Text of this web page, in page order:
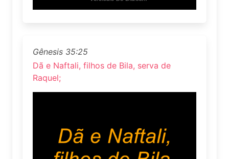
Gênesis 35:25
Dã e Naftali, filhos de Bila, serva de
Raquel;